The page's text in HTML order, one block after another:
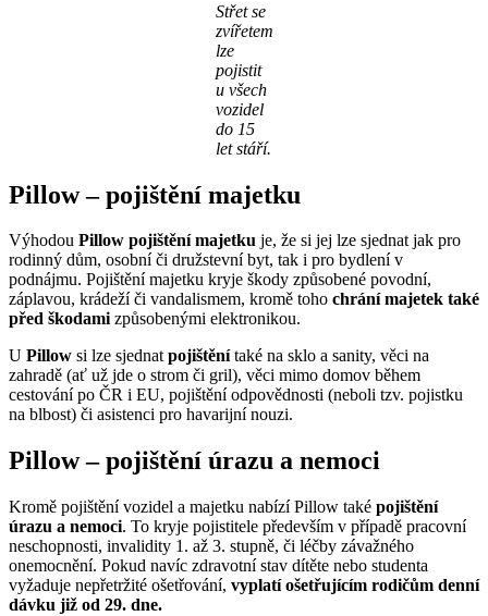
Střet se
zvířetem
lze
pojistit
u všech
vozidel
do 15
let stáří.
Pillow – pojištění majetku
Výhodou Pillow pojištění majetku je, že si jej lze sjednat jak pro
rodinný dům, osobní či družstevní byt, tak i pro bydlení v
podnájmu. Pojištění majetku kryje škody způsobené povodní,
záplavou, krádeží či vandalismem, kromě toho chrání majetek také
před škodamizpůsobenými elektronikou.
U Pillow si lze sjednatpojištěnítaké na sklo a sanity, věci na
zahradě (ať už jde o strom či gril), věci mimo domov během
cestování po ČR i EU, pojištění odpovědnosti (neboli tzv. pojistku
na blbost) či asistenci pro havarijní nouzi.
Pillow – pojištění úrazu a nemoci
Kromě pojištění vozidel a majetku nabízí Pillow také pojištění
úrazu a nemoci. To kryje pojistitele především v případě pracovní
neschopnosti, invalidity 1. až 3. stupně, či léčby závažného
onemocnění. Pokud navíc zdravotní stav dítěte nebo studenta
vyžaduje nepřetržité ošetřování, vyplatí ošetřujícím rodičům denní
dávku již od 29. dne.